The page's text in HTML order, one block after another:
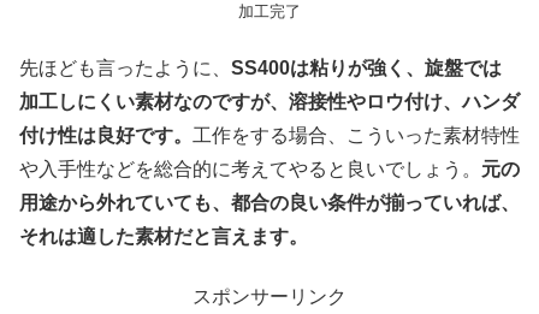
加工完了
先ほども言ったように、 SS400は粘りが強く、旋盤では
加工しにくい素材なのですが、溶接性やロウ付け、ハンダ
付け性は良好です。 工作をする場合、こういった素材特性
や入手性などを総合的に考えてやると良いでしょう。 元の
用途から外れていても、都合の良い条件が揃っていれば、
それは適した素材だと言えます。
スポンサーリンク